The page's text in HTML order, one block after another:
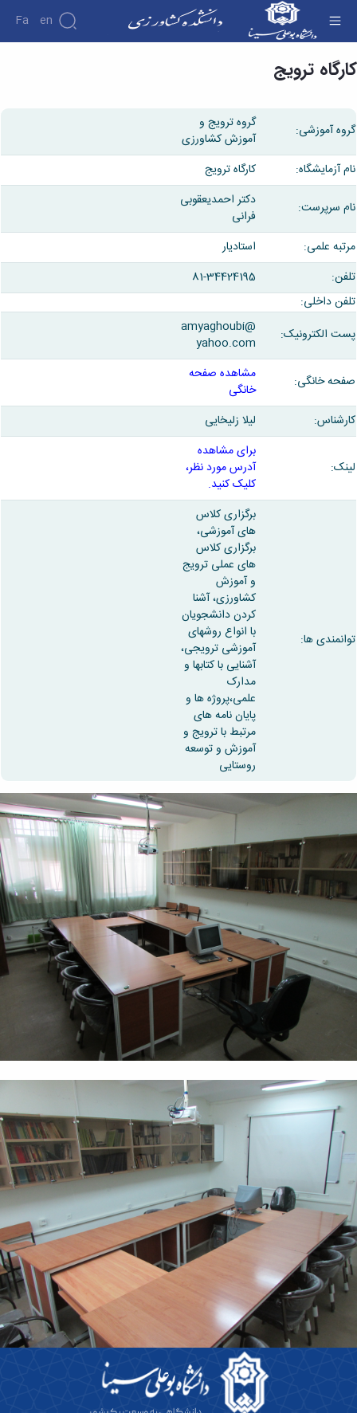
Fa En
ترویج
آموزشی:
گروه ترویج و
آموزش کشاورزی
آزمایشگاه:
کارگاه ترویج
سرپرست:
دکتر احمدیعقوبی
فرانی
علمی:
استادیار
81-34424195
داخلی:
الکترونیک:
amyaghoubi@
yahoo.com
خانگی:
مشاهده صفحه
خانگی
لیلا زلیخایی
برای مشاهده
آدرس مورد نظر،
کلیک کنید.
ها:
برگزاری کلاس
های آموزشی،
برگزاری کلاس
های عملی ترویج
و آموزش
کشاورزی، آشنا
کردن دانشجویان
با انواع روشهای
آموزشی ترویجی،
آشنایی با کتابها و
مدارک
علمی،پروژه ها و
پایان نامه های
مرتبط با ترویج و
آموزش و توسعه
روستایی